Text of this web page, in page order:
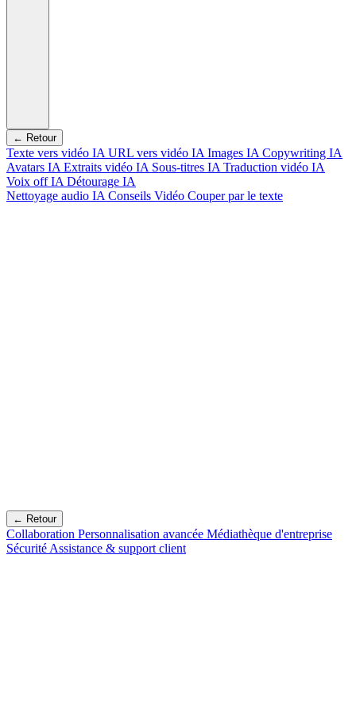
← Retour
Texte vers vidéo IA URL vers vidéo IA Images IA Copywriting IA
Avatars IA Extraits vidéo IA Sous-titres IA Traduction vidéo IA
Voix off IA Détourage IA
Nettoyage audio IA Conseils Vidéo Couper par le texte
← Retour
Collaboration Personnalisation avancée Médiathèque d'entreprise
Sécurité Assistance & support client